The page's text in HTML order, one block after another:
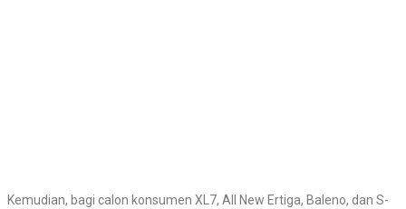
Kemudian, bagi calon konsumen XL7, All New Ertiga, Baleno, dan S-